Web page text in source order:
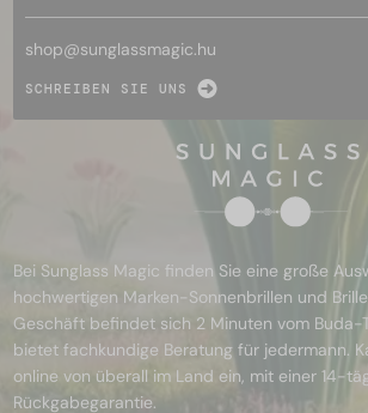
shop@sunglassmagic.hu
SCHREIBEN SIE UNS
Bei Sunglass Magic finden Sie eine große
hochwertigen Marken-Sonnenbrillen und
Geschäft befindet sich 2 Minuten vom Buda-
bietet fachkundige Beratung für jedermann.
online von überall im Land ein, mit einer 14-
Rückgabegarantie.